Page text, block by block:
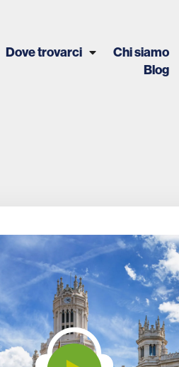
Dove trovarci
Chi siamo
Blog